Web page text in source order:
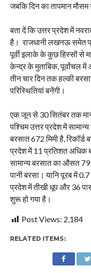
जबकि दिन का तापमान
बता दें कि उत्तर प्रदेश में
है। राजधानी लखनऊ समेत
पूर्वी इलाके के कुछ हिस्सों से
केन्द्र के मुताबिक, पूर्वांचल में
तीन चार दिन तक हल्की
परिस्थितियां बनेंगी।
एक जून से 30 सितंबर तक
पश्चिम उत्तर प्रदेश में
बरसात 672 मिमी है, रिकाॅर्ड
प्रदेश में 11 प्रतिशत अधिक
सामान्य बरसात का औसत
पानी बरसा। यानि पूरब में
प्रदेश में तीखी धूप और 36
शुरू हो गया है।
Post Views: 2,184
RELATED ITEMS: